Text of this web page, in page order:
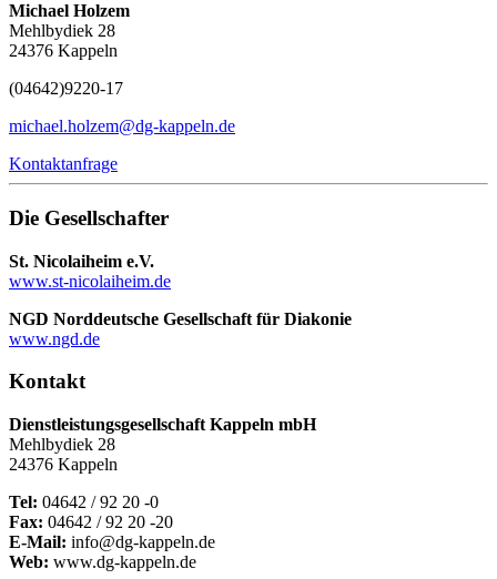
Michael Holzem
Mehlbydiek 28
24376 Kappeln
(04642)9220-17
michael.holzem@dg-kappeln.de
Kontaktanfrage
Die Gesellschafter
St. Nicolaiheim e.V.
www.st-nicolaiheim.de
NGD Norddeutsche Gesellschaft für Diakonie
www.ngd.de
Kontakt
Dienstleistungsgesellschaft Kappeln mbH
Mehlbydiek 28
24376 Kappeln
Tel: 04642 / 92 20 -0
Fax: 04642 / 92 20 -20
E-Mail: info@dg-kappeln.de
Web: www.dg-kappeln.de